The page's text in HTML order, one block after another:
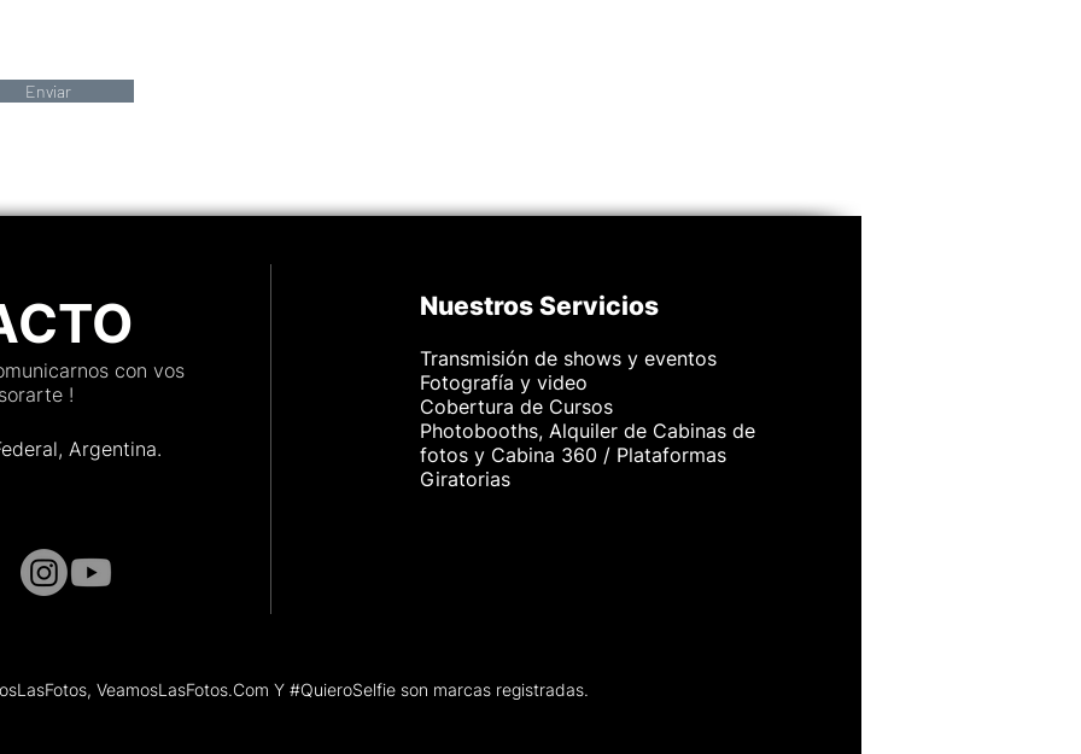
Enviar
con vos
!
Argentina.
Nuestros Servicios
Transmisión de shows y eventos
Fotografía y video
Cobertura de Cursos
Photobooths, Alquiler de Cabinas de
fotos y Cabina 360 / Plataformas
Giratorias
VeamosLasFotos.Com Y #QuieroSelfie son marcas registradas.